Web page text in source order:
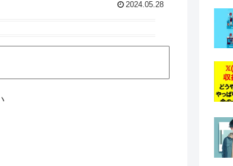
2024.05.28